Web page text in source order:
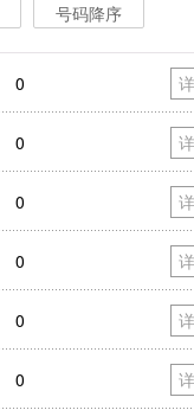
号码降序
0
0
0
0
0
0